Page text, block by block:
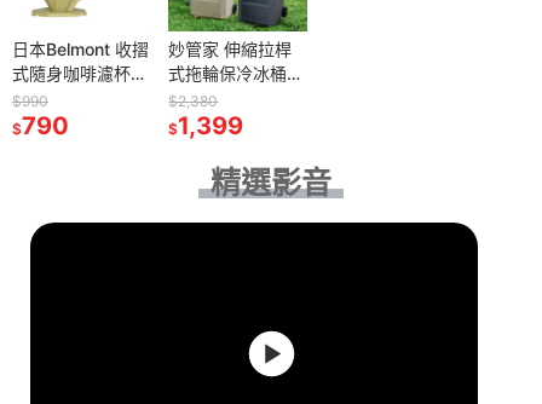
日本Belmont 收摺
式隨身咖啡濾杯
附收納袋 戶外輕
量咖啡滴漏架 日
$990
$790
妙管家 伸縮拉桿
式拖輪保冷冰桶
18L(奶茶色/鐵灰
色) 戶外露營野餐
發泡保冷箱 釣魚
冰箱 烤肉冰桶 攜
帶式行動冰箱
$2,380
$1,399
精選影音